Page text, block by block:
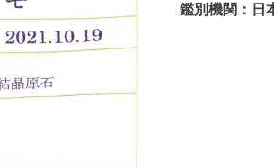
鑑別機関：日